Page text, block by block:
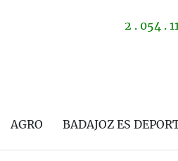
2 . 054 .
AGRO BADAJOZ ES